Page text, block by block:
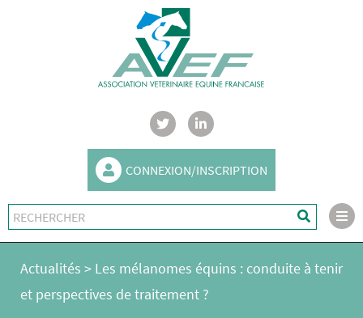
CONNEXION/INSCRIPTION
Actualités > Les mélanomes équins : conduite à tenir
et perspectives de traitement ?